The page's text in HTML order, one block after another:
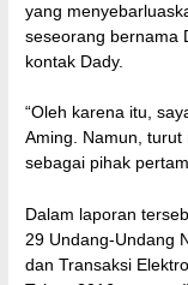
yang
seseorang bernama
kontak Dady.
“Oleh karena itu,
Aming. Namun,
sebagai pihak
Dalam laporan
29 Undang-Undang
dan Transaksi